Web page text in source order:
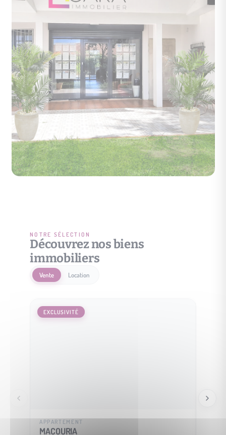
NOTRE SÉLECTION
Découvrez nos biens
immobiliers
Vente Location
EXCLUSIVITÉ
APPARTEMENT
MACOURIA